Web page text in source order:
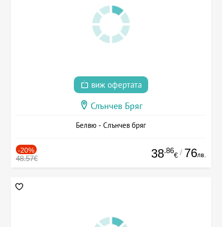
виж офертата
Слънчев Бряг
Белвю - Слънчев бряг
-20%
48.57€ 38.86
€ / 76лв.